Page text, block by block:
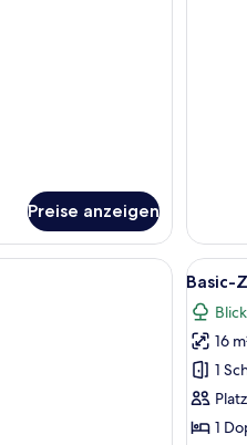
Preise anzeigen
Vierbettzimmer |
Alle
Fotos
für
Basic-
Zelt
6
Basic-
16
1
1